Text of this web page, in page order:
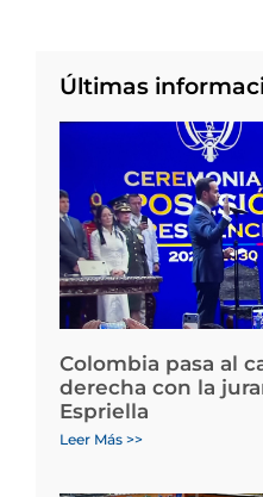
Últimas
Colombia pasa al
derecha con la
Espriella
Leer Más >>